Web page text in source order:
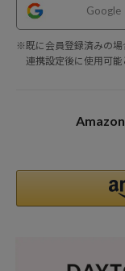
Google
※既に会員登録済みの場
連携設定後に使用可能